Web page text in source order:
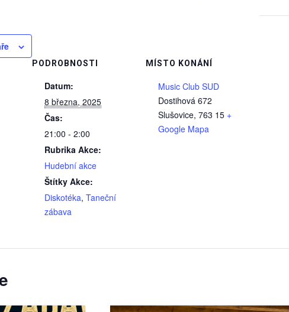
PODROBNOSTI
Datum:
8 března, 2025
Čas:
21:00 - 2:00
Rubrika Akce:
Hudební akce
Štítky Akce:
Diskotéka, Taneční
zábava
MÍSTO KONÁNÍ
Music Club SUD
Dostihová 672
Slušovice, 763 15 +
Google Mapa